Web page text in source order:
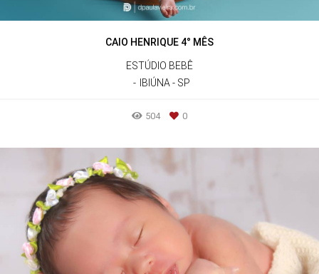
CAIO HENRIQUE 4° MÊS
ESTÚDIO BEBÊ
IBIÚNA - SP
504 0